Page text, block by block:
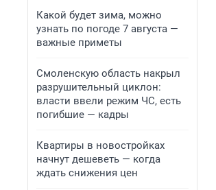
Какой будет зима, можно
узнать по погоде 7 августа —
важные приметы
Смоленскую область накрыл
разрушительный циклон:
власти ввели режим ЧС, есть
погибшие — кадры
Квартиры в новостройках
начнут дешеветь — когда
ждать снижения цен